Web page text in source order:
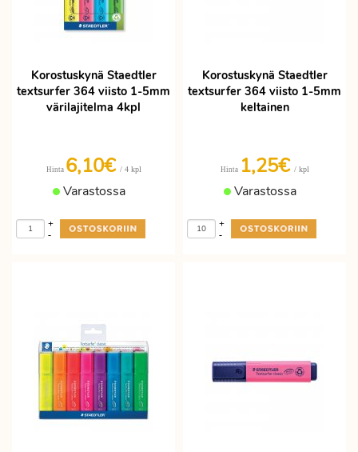
Korostuskynä Staedtler
textsurfer 364 viisto 1-5mm
värilajitelma 4kpl
Hinta 6,10€ / 4 kpl
Varastossa
-
+
Korostuskynä Staedtler
textsurfer 364 viisto 1-5mm
keltainen
Hinta 1,25€ / kpl
Varastossa
-
+